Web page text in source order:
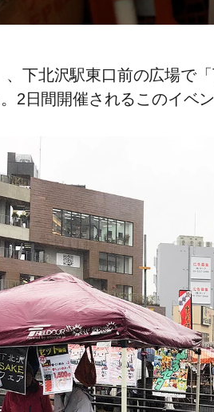
、下北沢駅東口前の広場で
2日間開催されるこのイベ